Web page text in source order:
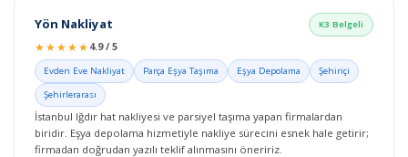
Yön Nakliyat K3 Belgeli
★★★★★ 4.9 / 5
Evden Eve Nakliyat Parça Eşya Taşıma Eşya Depolama
Şehiriçi
Şehirlerarası
İstanbul Iğdır hat nakliyesi ve parsiyel taşıma yapan firmalardan
biridir. Eşya depolama hizmetiyle nakliye sürecini esnek hale getirir;
firmadan doğrudan yazılı teklif alınmasını öneririz.